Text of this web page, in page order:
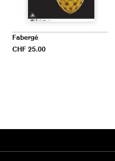
Fabergé
CHF 25.00